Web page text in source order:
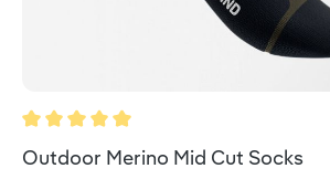
Durchschnittliche Bewertung von 5
Outdoor Merino Mid Cut Socks